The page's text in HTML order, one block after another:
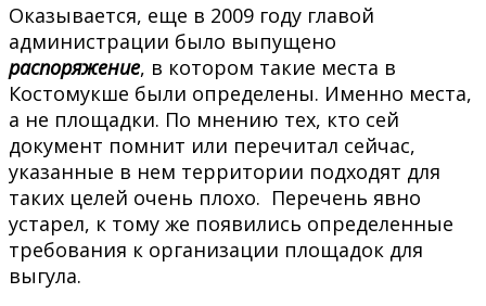
Оказывается, еще в 2009 году главой
администрации было выпущено
распоряжение, в котором такие места в
Костомукше были определены. Именно места,
а не площадки. По мнению тех, кто сей
документ помнит или перечитал сейчас,
указанные в нем территории подходят для
таких целей очень плохо. Перечень явно
устарел, к тому же появились определенные
требования к организации площадок для
выгула.